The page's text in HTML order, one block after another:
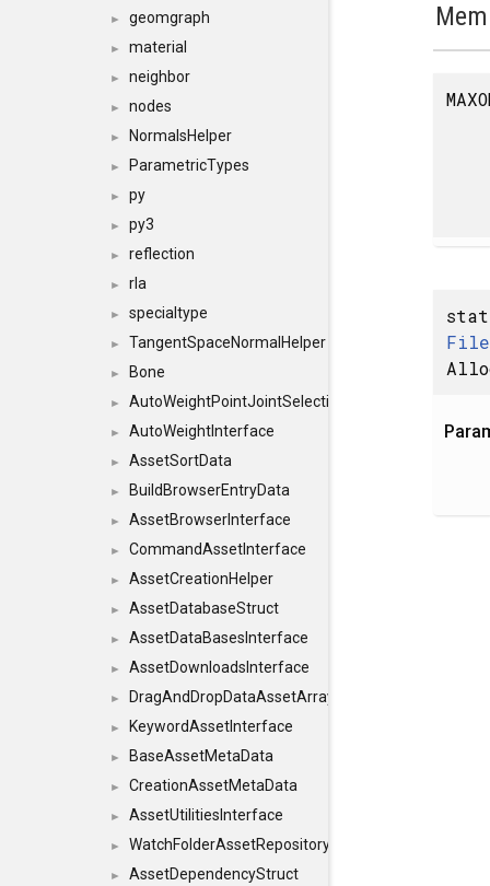
► geomgraph
► material
► neighbor
► nodes
► NormalsHelper
► ParametricTypes
► py
► py3
► reflection
► rla
► specialtype
► TangentSpaceNormalHelper
► Bone
► AutoWeightPointJointSelections
► AutoWeightInterface
► AssetSortData
► BuildBrowserEntryData
► AssetBrowserInterface
► CommandAssetInterface
► AssetCreationHelper
► AssetDatabaseStruct
► AssetDataBasesInterface
► AssetDownloadsInterface
► DragAndDropDataAssetArray
► KeywordAssetInterface
► BaseAssetMetaData
► CreationAssetMetaData
► AssetUtilitiesInterface
► WatchFolderAssetRepositoryInterface
► AssetDependencyStruct